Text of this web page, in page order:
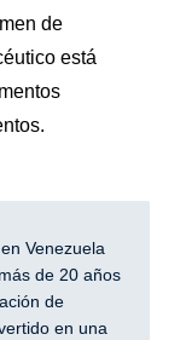
de
está
Venezuela
de 20 años
de
en una